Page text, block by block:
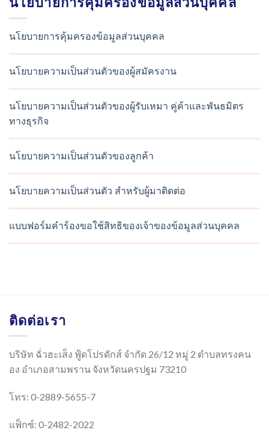
นโยบายการคุ้มครองข้อมูลส่วนบุคคล
นโยบายความเป็นส่วนตัวของผู้สมัครงาน
นโยบายความเป็นส่วนตัวของผู้รับเหมา คู่ค้าและพันธมิตร
ทางธุรกิจ
นโยบายความเป็นส่วนตัวของลูกค้า
นโยบายความเป็นส่วนตัว สำหรับผู้มาติดต่อ
แบบฟอร์มคำร้องขอใช้สิทธิของเจ้าของข้อมูลส่วนบุคคล
ติดต่อเรา
บริษัท ฉั่วฮะเส็ง ฟู้ดโปรดักส์ จำกัด 26/12 หมู่ 2 ตำบลทรงคน
อง อำเภอสามพราน จังหวัดนครปฐม 73210
โทร: 0-2889-5655-7
แฟ็กซ์: 0-2482-2022